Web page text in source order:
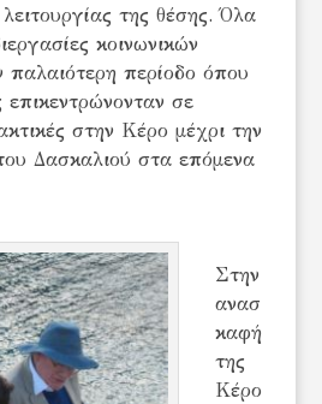
της θέσης. Όλα
κοινωνικών
περίοδο όπου
επικεντρώνονταν σε
στην Κέρο μέχρι την
Δασκαλιού στα επόμενα
Στην
ανασ
καφή
της
Κέρο